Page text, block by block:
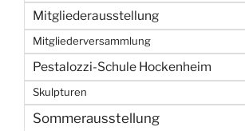
Mitgliederausstellung
Mitgliederversammlung
Pestalozzi-Schule Hockenheim
Skulpturen
Sommerausstellung